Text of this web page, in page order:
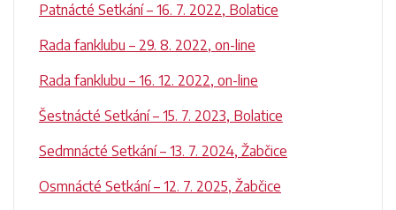
Patnácté Setkání – 16. 7. 2022, Bolatice
Rada fanklubu – 29. 8. 2022, on-line
Rada fanklubu – 16. 12. 2022, on-line
Šestnácté Setkání – 15. 7. 2023, Bolatice
Sedmnácté Setkání – 13. 7. 2024, Žabčice
Osmnácté Setkání – 12. 7. 2025, Žabčice